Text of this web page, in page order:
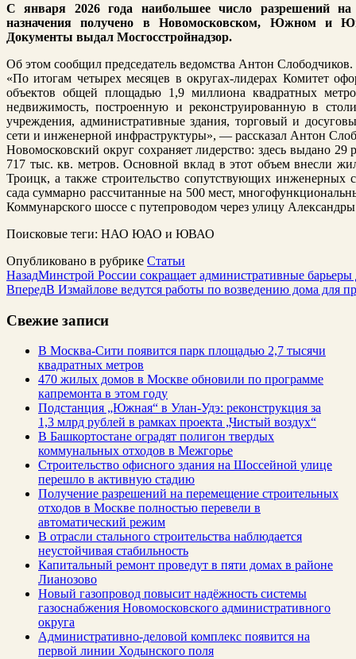
С января 2026 года наибольшее число разрешений на
назначения получено в Новомосковском, Южном и
Документы выдал Мосгосстройнадзор.
Об этом сообщил председатель ведомства Антон Слободчиков.
«По итогам четырех месяцев в округах-лидерах Комитет
объектов общей площадью 1,9 миллиона квадратных
недвижимость, построенную и реконструированную в
учреждения, административные здания, торговый и
сети и инженерной инфраструктуры», — рассказал Антон
Новомосковский округ сохраняет лидерство: здесь выдано
717 тыс. кв. метров. Основной вклад в этот объем внесли
Троицк, а также строительство сопутствующих инженерных
сада суммарно рассчитанные на 500 мест,
Коммунарского шоссе с путепроводом через улицу
Поисковые теги: НАО ЮАО и ЮВАО
Опубликовано в рубрике Статьи
НазадМинстрой России сокращает административные барьеры
ВпередВ Измайлове ведутся работы по возведению дома для
Свежие записи
В Москва-Сити появится парк площадью 2,7 тысячи
квадратных метров
470 жилых домов в Москве обновили по программе
капремонта в этом году
Подстанция „Южная“ в Улан‑Удэ: реконструкция за
1,3 млрд рублей в рамках проекта „Чистый воздух“
В Башкортостане оградят полигон твердых
коммунальных отходов в Межгорье
Строительство офисного здания на Шоссейной улице
перешло в активную стадию
Получение разрешений на перемещение строительных
отходов в Москве полностью перевели в
автоматический режим
В отрасли стального строительства наблюдается
неустойчивая стабильность
Капитальный ремонт проведут в пяти домах в районе
Лианозово
Новый газопровод повысит надёжность системы
газоснабжения Новомосковского административного
округа
Административно-деловой комплекс появится на
первой линии Ходынского поля